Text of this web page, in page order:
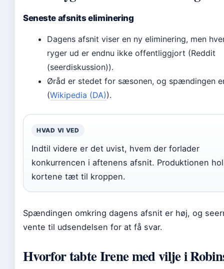
Seneste afsnits eliminering
Dagens afsnit viser en ny eliminering, men
ryger ud er endnu ikke offentliggjort (Reddit
(seerdiskussion)).
Øråd er stedet for sæsonen, og spændingen
(Wikipedia (DA)).
HVAD VI VED
Indtil videre er det uvist, hvem der forlader
konkurrencen i aftenens afsnit. Produktionen
kortene tæt til kroppen.
Spændingen omkring dagens afsnit er høj, og
vente til udsendelsen for at få svar.
Hvorfor tabte Irene med vilje i